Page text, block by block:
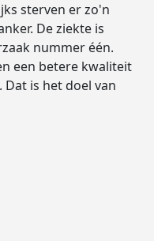
sterven er zo'n
De ziekte is
nummer één.
een betere kwaliteit
is het doel van